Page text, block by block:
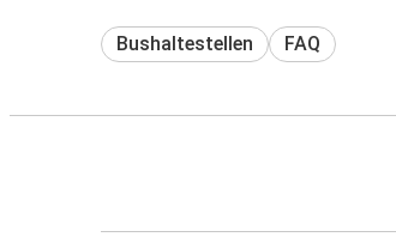
Bushaltestellen FAQ